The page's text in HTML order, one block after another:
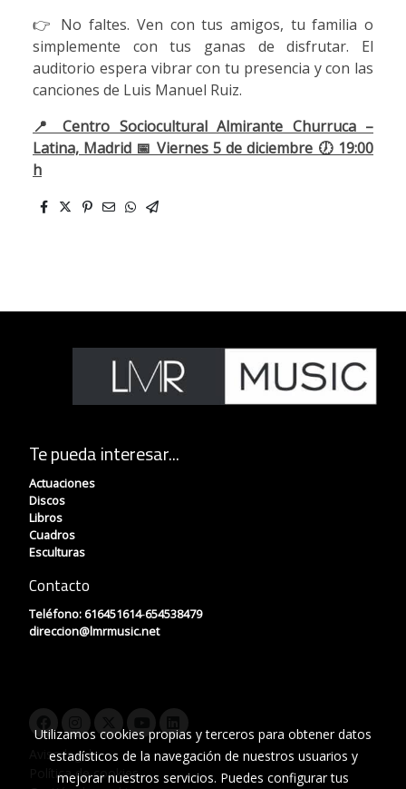
👉 No faltes. Ven con tus amigos, tu familia o
simplemente con tus ganas de disfrutar. El
auditorio espera vibrar con tu presencia y con las
canciones de Luis Manuel Ruiz.
📍 Centro Sociocultural Almirante Churruca –
Latina, Madrid 📅 Viernes 5 de diciembre 🕖 19:00
h
Te pueda interesar...
Actuaciones
Discos
Libros
Cuadros
Esculturas
Contacto
Teléfono:616451614-654538479
direccion@lmrmusic.net
Aviso legal
Política de cookies
Utilizamos cookies propias y terceros para obtener datos
estadísticos de la navegación de nuestros usuarios y
mejorar nuestros servicios. Puedes configurar tus